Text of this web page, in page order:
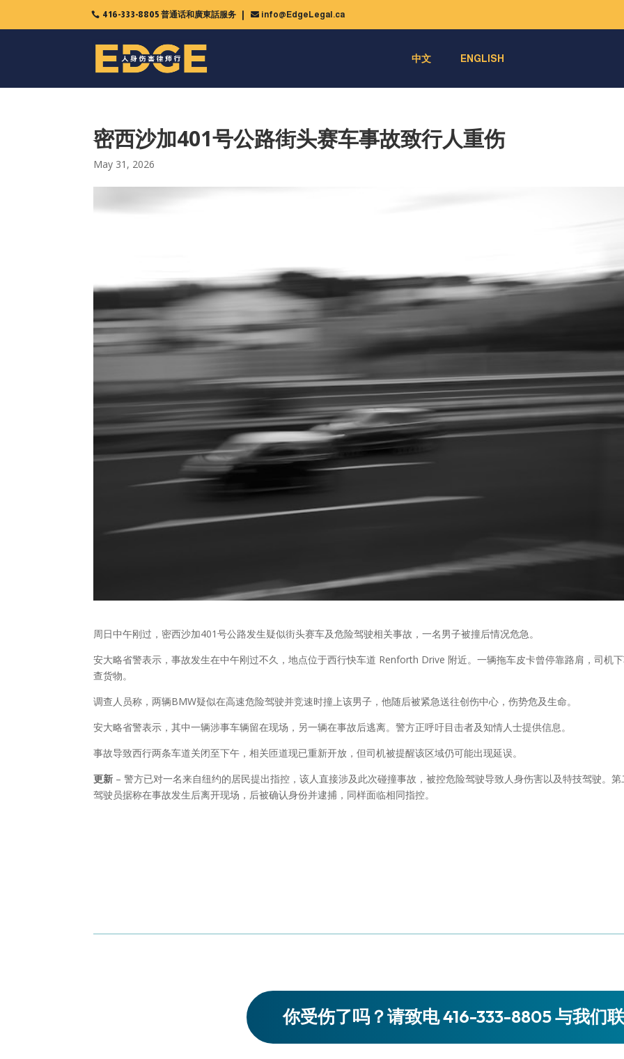
416-333-8805 普通话和廣東話服务  info@EdgeLegal.ca
中文 ENGLISH
密西沙加401号公路街头赛车事故致行人重伤
May 31, 2026
周日中午刚过，密西沙加401号公路发生疑似街头赛车及危险驾驶相关事故，一名男子被撞后情况危急。
安大略省警表示，事故发生在中午刚过不久，地点位于西行快车道 Renforth Drive 附近。一辆拖车皮卡曾停靠路肩，司机
查货物。
调查人员称，两辆BMW疑似在高速危险驾驶并竞速时撞上该男子，他随后被紧急送往创伤中心，伤势危及生命。
安大略省警表示，其中一辆涉事车辆留在现场，另一辆在事故后逃离。警方正呼吁目击者及知情人士提供信息。
事故导致西行两条车道关闭至下午，相关匝道现已重新开放，但司机被提醒该区域仍可能出现延误。
更新 – 警方已对一名来自纽约的居民提出指控，该人直接涉及此次碰撞事故，被控危险驾驶导致人身伤害以及特技驾驶。第
驾驶员据称在事故发生后离开现场，后被确认身份并逮捕，同样面临相同指控。
你受伤了吗？请致电 416-333-8805 与我们